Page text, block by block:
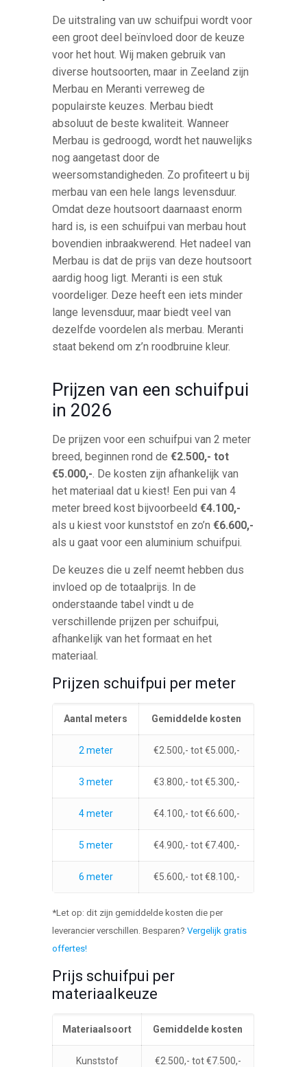
De uitstraling van uw schuifpui wordt voor
een groot deel beïnvloed door de keuze
voor het hout. Wij maken gebruik van
diverse houtsoorten, maar in Zeeland zijn
Merbau en Meranti verreweg de
populairste keuzes. Merbau biedt
absoluut de beste kwaliteit. Wanneer
Merbau is gedroogd, wordt het nauwelijks
nog aangetast door de
weersomstandigheden. Zo profiteert u bij
merbau van een hele langs levensduur.
Omdat deze houtsoort daarnaast enorm
hard is, is een schuifpui van merbau hout
bovendien inbraakwerend. Het nadeel van
Merbau is dat de prijs van deze houtsoort
aardig hoog ligt. Meranti is een stuk
voordeliger. Deze heeft een iets minder
lange levensduur, maar biedt veel van
dezelfde voordelen als merbau. Meranti
staat bekend om z’n roodbruine kleur.
Prijzen van een schuifpui
in 2026
De prijzen voor een schuifpui van 2 meter
breed, beginnen rond de€2.500,- tot
€5.000,- . De kosten zijn afhankelijk van
het materiaal dat u kiest! Een pui van 4
meter breed kost bijvoorbeeld€4.100,-
als u kiest voor kunststof en zo’n€6.600,-
als u gaat voor een aluminium schuifpui.
De keuzes die u zelf neemt hebben dus
invloed op de totaalprijs. In de
onderstaande tabel vindt u de
verschillende prijzen per schuifpui,
afhankelijk van het formaat en het
materiaal.
Prijzen schuifpui per meter
Aantal meters Gemiddelde kosten
2 meter €2.500,- tot €5.000,-
3 meter €3.800,- tot €5.300,-
4 meter €4.100,- tot €6.600,-
5 meter €4.900,- tot €7.400,-
6 meter €5.600,- tot €8.100,-
*Let op: dit zijn gemiddelde kosten die per
leverancier verschillen. Besparen?Vergelijk gratis
offertes!
Prijs schuifpui per
materiaalkeuze
Materiaalsoort Gemiddelde kosten
Kunststof €2.500,- tot €7.500,-